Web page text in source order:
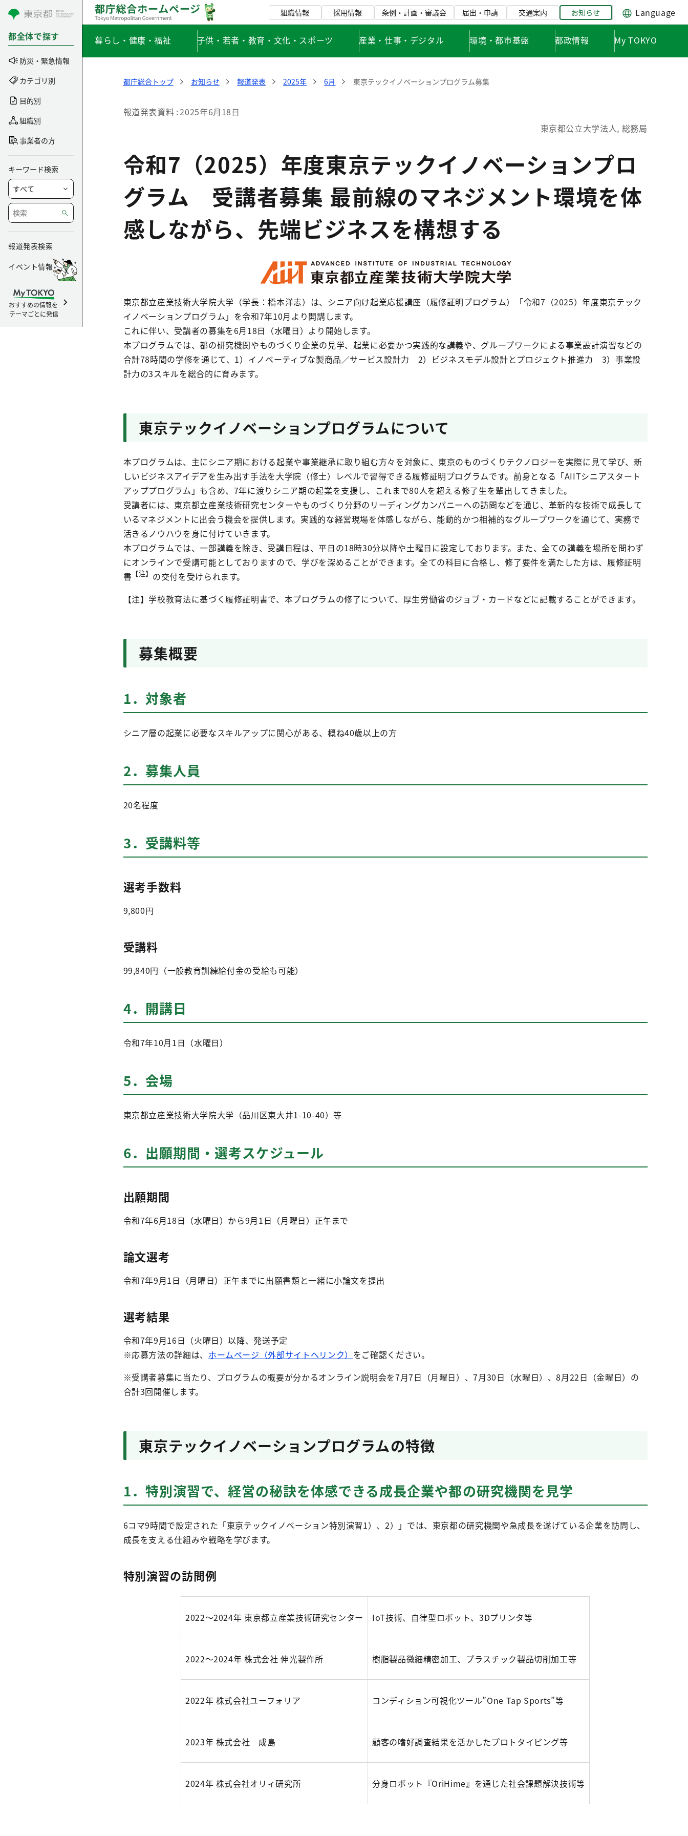
コンテンツにスキップ
都全体で探す
防災・緊急情報
カテゴリ別
目的別
組織別
事業者の方
キーワード検索
報道発表検索
イベント情報
おすすめの情報を
テーマごとに発信
組織情報 採用情報 条例・計画・審議会 届出・申請 交通案内 お知らせ Language
暮らし・健康・福祉 子供・若者・教育・文化・スポーツ 産業・仕事・デジタル 環境・都市基盤 都政情報 My TOKYO
都庁総合トップ お知らせ 報道発表 2025年 6月 東京テックイノベーションプログラム募集
報道発表資料 2025年6月18日
東京都公立大学法人, 総務局
令和7（2025）年度東京テックイノベーションプロ
グラム 受講者募集 最前線のマネジメント環境を体
感しながら、先端ビジネスを構想する
東京都立産業技術大学院大学（学長：橋本洋志）は、シニア向け起業応援講座（履修証明プログラム）「令和7（2025）年度東京テック
イノベーションプログラム」を令和7年10月より開講します。
これに伴い、受講者の募集を6月18日（水曜日）より開始します。
本プログラムでは、都の研究機関やものづくり企業の見学、起業に必要かつ実践的な講義や、グループワークによる事業設計演習などの
合計78時間の学修を通じて、1）イノベーティブな製商品／サービス設計力 2）ビジネスモデル設計とプロジェクト推進力 3）事業設
計力の3スキルを総合的に育みます。
東京テックイノベーションプログラムについて
本プログラムは、主にシニア期における起業や事業継承に取り組む方々を対象に、東京のものづくりテクノロジーを実際に見て学び、新
しいビジネスアイデアを生み出す手法を大学院（修士）レベルで習得できる履修証明プログラムです。前身となる「AIITシニアスタート
アッププログラム」も含め、7年に渡りシニア期の起業を支援し、これまで80人を超える修了生を輩出してきました。
受講者には、東京都立産業技術研究センターやものづくり分野のリーディングカンパニーへの訪問などを通じ、革新的な技術で成長して
いるマネジメントに出会う機会を提供します。実践的な経営現場を体感しながら、能動的かつ相補的なグループワークを通じて、実務で
活きるノウハウを身に付けていきます。
本プログラムでは、一部講義を除き、受講日程は、平日の18時30分以降や土曜日に設定しております。また、全ての講義を場所を問わず
にオンラインで受講可能としておりますので、学びを深めることができます。全ての科目に合格し、修了要件を満たした方は、履修証明
書 【注】 の交付を受けられます。
【注】学校教育法に基づく履修証明書で、本プログラムの修了について、厚生労働省のジョブ・カードなどに記載することができます。
募集概要
1．対象者
シニア層の起業に必要なスキルアップに関心がある、概ね40歳以上の方
2．募集人員
20名程度
3．受講料等
選考手数料
9,800円
受講料
99,840円（一般教育訓練給付金の受給も可能）
4．開講日
令和7年10月1日（水曜日）
5．会場
東京都立産業技術大学院大学（品川区東大井1-10-40）等
6．出願期間・選考スケジュール
出願期間
令和7年6月18日（水曜日）から9月1日（月曜日）正午まで
論文選考
令和7年9月1日（月曜日）正午までに出願書類と一緒に小論文を提出
選考結果
令和7年9月16日（火曜日）以降、発送予定
※応募方法の詳細は、 ホームページ（外部サイトへリンク） をご確認ください。
※受講者募集に当たり、プログラムの概要が分かるオンライン説明会を7月7日（月曜日）、7月30日（水曜日）、8月22日（金曜日）の
合計3回開催します。
東京テックイノベーションプログラムの特徴
1．特別演習で、経営の秘訣を体感できる成長企業や都の研究機関を見学
6コマ9時間で設定された「東京テックイノベーション特別演習1）、2）」では、東京都の研究機関や急成長を遂げている企業を訪問し、
成長を支える仕組みや戦略を学びます。
特別演習の訪問例
2022～2024年 東京都立産業技術研究センター IoT技術、自律型ロボット、3Dプリンタ等
2022～2024年 株式会社 伸光製作所 樹脂製品微細精密加工、プラスチック製品切削加工等
2022年 株式会社ユーフォリア コンディション可視化ツール”One Tap Sports”等
2023年 株式会社 成島 顧客の嗜好調査結果を活かしたプロトタイピング等
2024年 株式会社オリィ研究所 分身ロボット『OriHime』を通じた社会課題解決技術等